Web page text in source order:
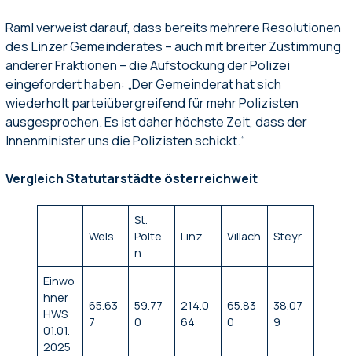
Raml verweist darauf, dass bereits mehrere Resolutionen
des Linzer Gemeinderates – auch mit breiter Zustimmung
anderer Fraktionen – die Aufstockung der Polizei
eingefordert haben: „Der Gemeinderat hat sich
wiederholt parteiübergreifend für mehr Polizisten
ausgesprochen. Es ist daher höchste Zeit, dass der
Innenminister uns die Polizisten schickt.“
Vergleich Statutarstädte österreichweit
Wels
St.
Pölte
n
Linz Villach Steyr
Einwo
hner
HWS
01.01.
2025
65.63
7
59.77
0
214.0
64
65.83
0
38.07
9